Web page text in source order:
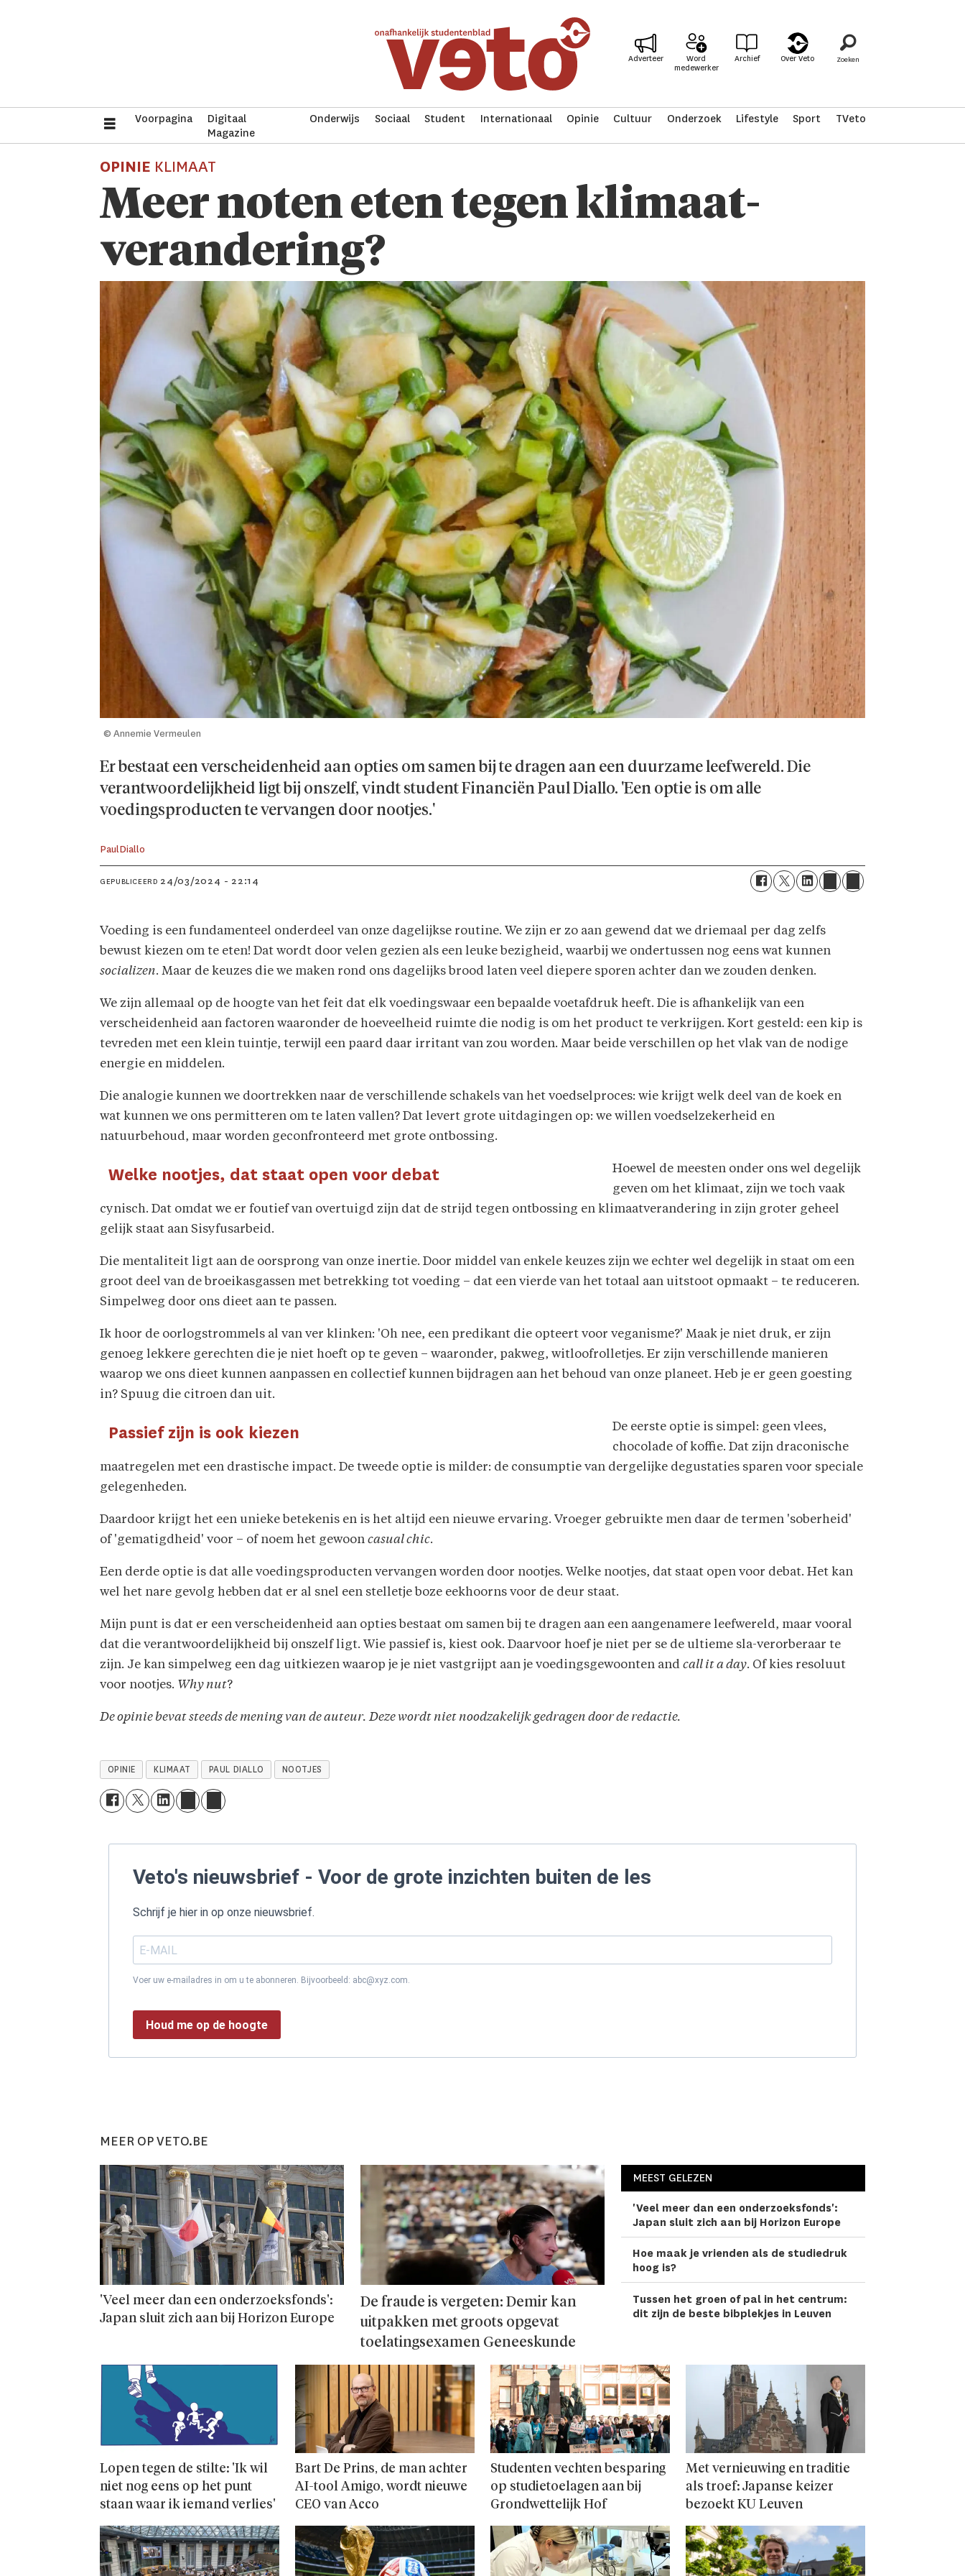
Adverteer
Word
medewerker
Archief Over Veto
Voorpagina
Digitaal
Magazine
Onderwijs Sociaal Student Internationaal Opinie Cultuur Onderzoek Lifestyle Sport TVeto
OPINIE KLIMAAT
Meer noten eten tegen klimaat­
verandering?
© Annemie Vermeulen
Er bestaat een verscheidenheid aan opties om samen bij te dragen aan een duurzame leefwereld. Die
verantwoordelijkheid ligt bij onszelf, vindt student Financiën Paul Diallo. 'Een optie is om alle
voedingsproducten te vervangen door nootjes.'
PaulDiallo
GEPUBLICEERD 24/03/2024 - 22:14
Voeding is een fundamenteel onderdeel van onze dagelijkse routine. We zijn er zo aan gewend dat we driemaal per dag zelfs
bewust kiezen om te eten! Dat wordt door velen gezien als een leuke bezigheid, waarbij we ondertussen nog eens wat kunnen
socializen. Maar de keuzes die we maken rond ons dagelijks brood laten veel diepere sporen achter dan we zouden denken.
We zijn allemaal op de hoogte van het feit dat elk voedingswaar een bepaalde voetafdruk heeft. Die is afhankelijk van een
verscheidenheid aan factoren waaronder de hoeveelheid ruimte die nodig is om het product te verkrijgen. Kort gesteld: een kip is
tevreden met een klein tuintje, terwijl een paard daar irritant van zou worden. Maar beide verschillen op het vlak van de nodige
energie en middelen.
Die analogie kunnen we doortrekken naar de verschillende schakels van het voedselproces: wie krijgt welk deel van de koek en
wat kunnen we ons permitteren om te laten vallen? Dat levert grote uitdagingen op: we willen voedselzekerheid en
natuurbehoud, maar worden geconfronteerd met grote ontbossing.
Welke nootjes, dat staat open voor debat
Hoewel de meesten onder ons wel degelijk
geven om het klimaat, zijn we toch vaak
cynisch. Dat omdat we er foutief van overtuigd zijn dat de strijd tegen ontbossing en klimaatverandering in zijn groter geheel
gelijk staat aan Sisyfusarbeid.
Die mentaliteit ligt aan de oorsprong van onze inertie. Door middel van enkele keuzes zijn we echter wel degelijk in staat om een
groot deel van de broeikasgassen met betrekking tot voeding – dat een vierde van het totaal aan uitstoot opmaakt – te reduceren.
Simpelweg door ons dieet aan te passen.
Ik hoor de oorlogstrommels al van ver klinken: 'Oh nee, een predikant die opteert voor veganisme?' Maak je niet druk, er zijn
genoeg lekkere gerechten die je niet hoeft op te geven – waaronder, pakweg, witloofrolletjes. Er zijn verschillende manieren
waarop we ons dieet kunnen aanpassen en collectief kunnen bijdragen aan het behoud van onze planeet. Heb je er geen goesting
in? Spuug die citroen dan uit.
Passief zijn is ook kiezen
De eerste optie is simpel: geen vlees,
chocolade of koffie. Dat zijn draconische
maatregelen met een drastische impact. De tweede optie is milder: de consumptie van dergelijke degustaties sparen voor speciale
gelegenheden.
Daardoor krijgt het een unieke betekenis en is het altijd een nieuwe ervaring. Vroeger gebruikte men daar de termen 'soberheid'
of 'gematigdheid' voor – of noem het gewooncasual chic.
Een derde optie is dat alle voedingsproducten vervangen worden door nootjes. Welke nootjes, dat staat open voor debat. Het kan
wel het nare gevolg hebben dat er al snel een stelletje boze eekhoorns voor de deur staat.
Mijn punt is dat er een verscheidenheid aan opties bestaat om samen bij te dragen aan een aangenamere leefwereld, maar vooral
dat die verantwoordelijkheid bij onszelf ligt. Wie passief is, kiest ook. Daarvoor hoef je niet per se de ultieme sla-verorberaar te
zijn. Je kan simpelweg een dag uitkiezen waarop je je niet vastgrijpt aan je voedingsgewoonten andcall it a day. Of kies resoluut
voor nootjes. Why nut?
De opinie bevat steeds de mening van de auteur. Deze wordt niet noodzakelijk gedragen door de redactie.
OPINIE KLIMAAT PAUL DIALLO NOOTJES
Veto's nieuwsbrief - Voor de grote inzichten buiten de les
Schrijf je hier in op onze nieuwsbrief.
Voer uw e-mailadres in om u te abonneren. Bijvoorbeeld: abc@xyz.com.
Houd me op de hoogte
MEER OP VETO.BE
'Veel meer dan een onderzoeks­fonds':
Japan sluit zich aan bij Horizon Europe
De fraude is vergeten: Demir kan
uitpakken met groots opgevat
toelatingsexamen Geneeskunde
MEEST GELEZEN
'Veel meer dan een onderzoeks­fonds':
Japan sluit zich aan bij Horizon Europe
Hoe maak je vrienden als de studiedruk
hoog is?
Tussen het groen of pal in het centrum:
dit zijn de beste bibplekjes in Leuven
Lopen tegen de stilte: 'Ik wil
niet nog eens op het punt
staan waar ik iemand verlies'
Bart De Prins, de man achter
AI-tool Amigo, wordt nieuwe
CEO van Acco
Studenten vechten besparing
op studie­toelagen aan bij
Grondwettelijk Hof
Met vernieuwing en traditie
als troef: Japanse keizer
bezoekt KU Leuven